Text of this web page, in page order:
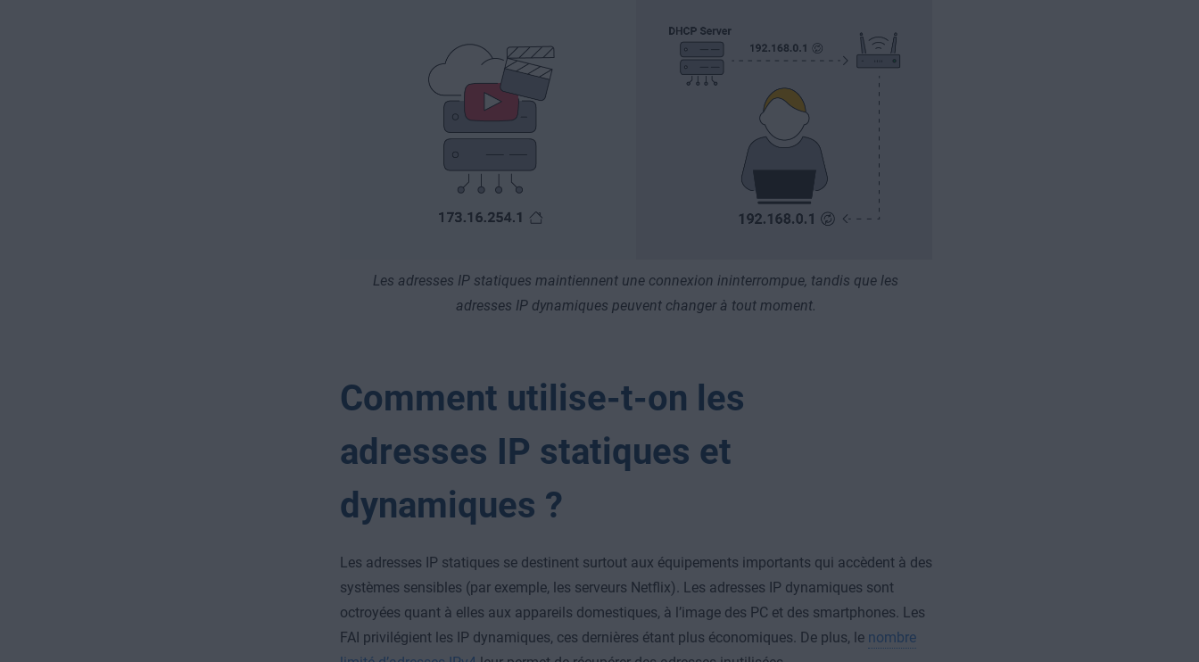
Les adresses IP statiques maintiennent une connexion ininterrompue, tandis que les
adresses IP dynamiques peuvent changer à tout moment.
Comment utilise-t-on les
adresses IP statiques et
dynamiques ?
Les adresses IP statiques se destinent surtout aux équipements importants qui accèdent à des
systèmes sensibles (par exemple, les serveurs Netflix). Les adresses IP dynamiques sont
octroyées quant à elles aux appareils domestiques, à l’image des PC et des smartphones. Les
FAI privilégient les IP dynamiques, ces dernières étant plus économiques. De plus, le nombre